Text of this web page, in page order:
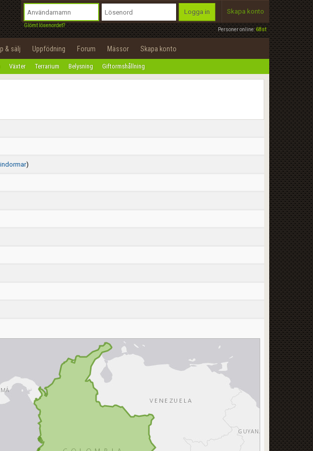
Personer online:68st
Logga in
Glömt lösenordet?
Skapa konto
& sälj Uppfödning Forum Mässor Skapa konto
Växter Terrarium Belysning Giftormshållning
)
Privacy Policy
Tillbaka till förstasidan